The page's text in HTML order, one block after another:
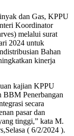
dan Gas, KPPU
Koordinator
melalui surat
2024 untuk
Bahan
kinerja
kajian KPPU
BBM Penerbangan
secara
pasar dan
tinggi,” kata M.
( 6/2/2024 ).